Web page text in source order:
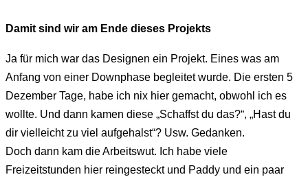
Damit sind wir am Ende dieses Projekts
Ja für mich war das Designen ein Projekt. Eines was am
Anfang von einer Downphase begleitet wurde. Die ersten 5
Dezember Tage, habe ich nix hier gemacht, obwohl ich es
wollte. Und dann kamen diese „Schaffst du das?“, „Hast du
dir vielleicht zu viel aufgehalst“? Usw. Gedanken.
Doch dann kam die Arbeitswut. Ich habe viele
Freizeitstunden hier reingesteckt und Paddy und ein paar